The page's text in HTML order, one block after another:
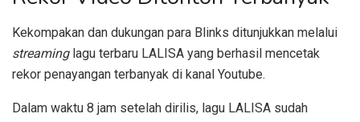
Kekompakan dan dukungan para Blinks ditunjukkan melalui
streaminglagu terbaru LALISA yang berhasil mencetak
rekor penayangan terbanyak di kanal Youtube.
Dalam waktu 8 jam setelah dirilis, lagu LALISA sudah